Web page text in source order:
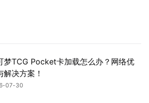
梦TCG Pocket卡加载怎么办？网络优
解决方案！
07-30